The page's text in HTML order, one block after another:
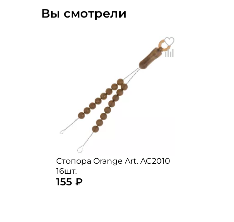
Вы смотрели
Стопора Orange Art. AC2010
16шт.
155 ₽